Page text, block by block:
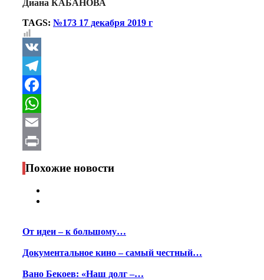
Диана КАБАНОВА
TAGS: №173 17 декабря 2019 г
VK
Telegram
Facebook
WhatsApp
Email
Print
Похожие новости
От идеи – к большому…
Документальное кино – самый честный…
Вано Бекоев: «Наш долг –…